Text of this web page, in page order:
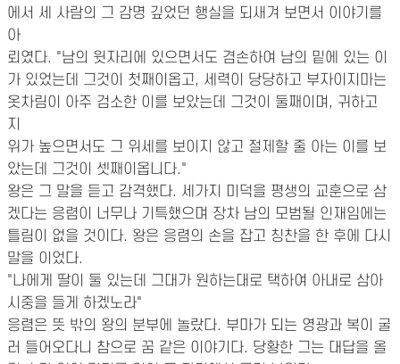
에서 세 사람의 그 감명 깊었던 행실을 되새겨 보면서 이야기를
아
뢰였다. "남의 윗자리에 있으면서도 겸손하여 남의 밑에 있는 이
가 있었는데 그것이 첫째이옵고, 세력이 당당하고 부자이지마는
옷차림이 아주 검소한 이를 보았는데 그것이 둘째이며, 귀하고
지
위가 높으면서도 그 위세를 보이지 않고 절제할 줄 아는 이를 보
았는데 그것이 셋째이옵니다."
왕은 그 말을 듣고 감격했다. 세가지 미덕을 평생의 교훈으로 삼
겠다는 응렴이 너무나 기특했으며 장차 남의 모범될 인재임에는
틀림이 없을 것이다. 왕은 응렴의 손을 잡고 칭찬을 한 후에 다시
말을 이었다.
"나에게 딸이 둘 있는데 그대가 원하는대로 택하여 아내로 삼아
시중을 들게 하겠노라"
응렴은 뜻 밖의 왕의 분부에 놀랐다. 부마가 되는 영광과 복이 굴
러 들어오다니 참으로 꿈 같은 이야기다. 당황한 그는 대답을 올